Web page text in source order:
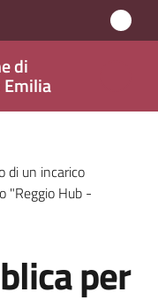
di
Emilia
di un incarico
"Reggio Hub -
per